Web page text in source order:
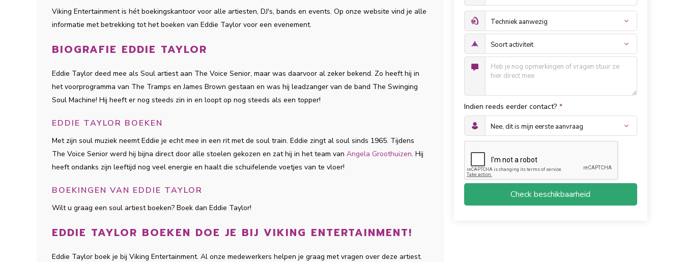
Viking Entertainment is hét boekingskantoor voor alle artiesten, DJ's, bands en events. Op onze website vind je alle
informatie met betrekking tot het boeken van Eddie Taylor voor een evenement.
BIOGRAFIE EDDIE TAYLOR
Eddie Taylor deed mee als Soul artiest aan The Voice Senior, maar was daarvoor al zeker bekend. Zo heeft hij in
het voorprogramma van The Tramps en James Brown gestaan en was hij leadzanger van de band The Swinging
Soul Machine! Hij heeft er nog steeds zin in en loopt op nog steeds als een topper!
EDDIE TAYLOR BOEKEN
Met zijn soul muziek neemt Eddie je echt mee in een rit met de soul train. Eddie zingt al soul sinds 1965. Tijdens
The Voice Senior werd hij bijna direct door alle stoelen gekozen en zat hij in het team van Angela Groothuizen. Hij
heeft ondanks zijn leeftijd nog veel energie en haalt die schuifelende voetjes van te vloer!
BOEKINGEN VAN EDDIE TAYLOR
Wilt u graag een soul artiest boeken? Boek dan Eddie Taylor!
EDDIE TAYLOR BOEKEN DOE JE BIJ VIKING ENTERTAINMENT!
Eddie Taylor boek je bij Viking Entertainment. Al onze medewerkers helpen je graag met vragen over deze artiest.
Indien reeds eerder contact? *
Check beschikbaarheid